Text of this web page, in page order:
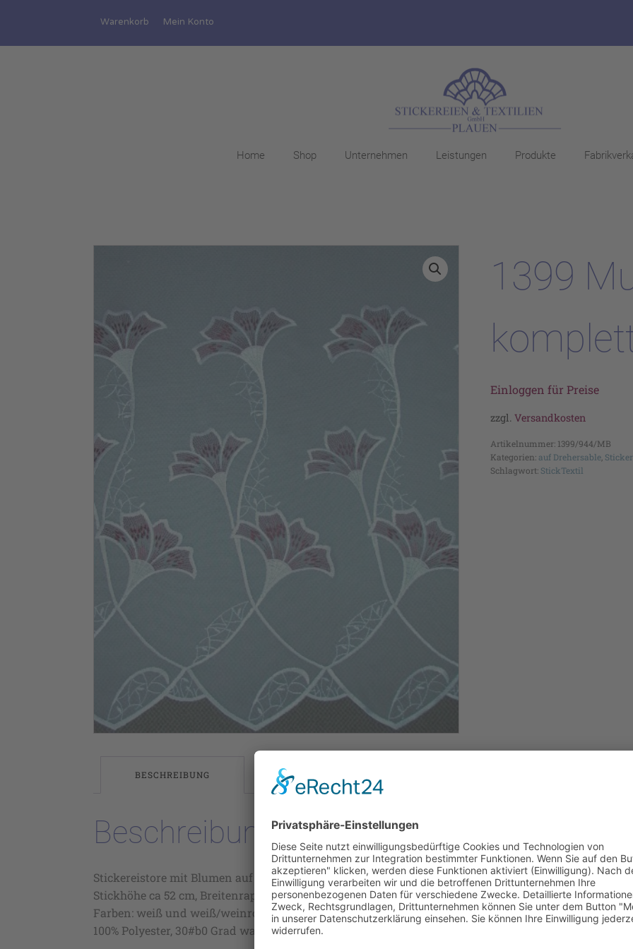
Warenkorb Mein Konto
Home Shop Unternehmen Leistungen Produkte
1399
Einloggen für Preise
zzgl. Versandkosten
Artikelnummer: 1399/944/MB
Kategorien: auf Drehersable,
Schlagwort: StickTextil
BESCHREIBUNG
Beschreibung
Stickereistore mit Blumen auf transparenter Webgardine,
Stickhöhe ca 52 cm, Breitenrapport ca 16,3 cm,
Farben: weiß und weiß/weinrot (8),
100% Polyester, 30#b0 Grad waschbar